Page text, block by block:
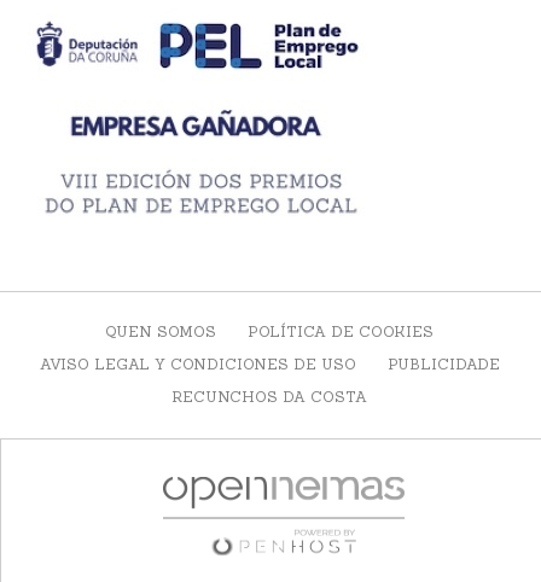
QUEN SOMOS
POLÍTICA DE COOKIES
AVISO LEGAL Y CONDICIONES DE USO
PUBLICIDADE
RECUNCHOS DA COSTA